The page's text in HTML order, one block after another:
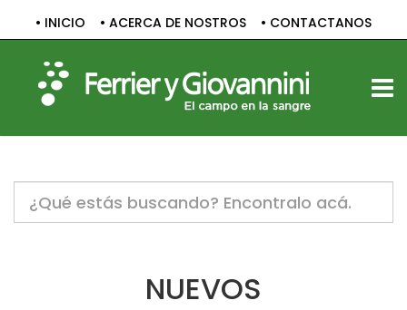
• INICIO • ACERCA DE NOSTROS • CONTACTANOS
Undefined
variable:
/home/c1830061/public_html/sitio/templates/
NUEVOS